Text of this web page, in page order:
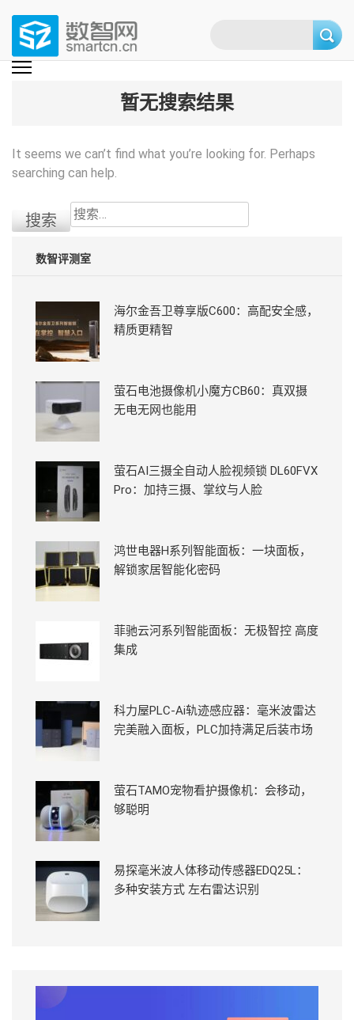
content
(Press
数智网
智能家居第一资讯门户 | 智能家居系统，智能家居产品，智能家居解决方
暂无搜索结果
It seems we can’t find what you’re looking for. Perhaps
searching can help.
搜
索：
数智评测室
海尔金吾卫尊享版C600：高配安全感，
精质更精智
萤石电池摄像机小魔方CB60：真双摄
无电无网也能用
萤石AI三摄全自动人脸视频锁 DL60FVX
Pro：加持三摄、掌纹与人脸
鸿世电器H系列智能面板：一块面板，
解锁家居智能化密码
菲驰云河系列智能面板：无极智控 高度
集成
科力屋PLC-Ai轨迹感应器：毫米波雷达
完美融入面板，PLC加持满足后装市场
萤石TAMO宠物看护摄像机：会移动，
够聪明
易探毫米波人体移动传感器EDQ25L：
多种安装方式 左右雷达识别